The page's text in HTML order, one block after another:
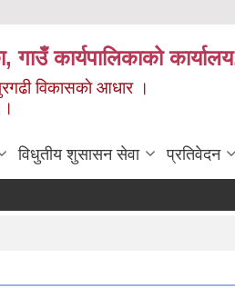
गाउँ कार्यपालिकाको
विकासकाे आधार ।
विधुतीय शुसासन सेवा प्रतिवेदन